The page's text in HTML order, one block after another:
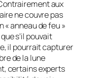
aux
ne couvre pas
anneau de feu »
s’il pouvait
il pourrait capturer
de la lune
certains experts